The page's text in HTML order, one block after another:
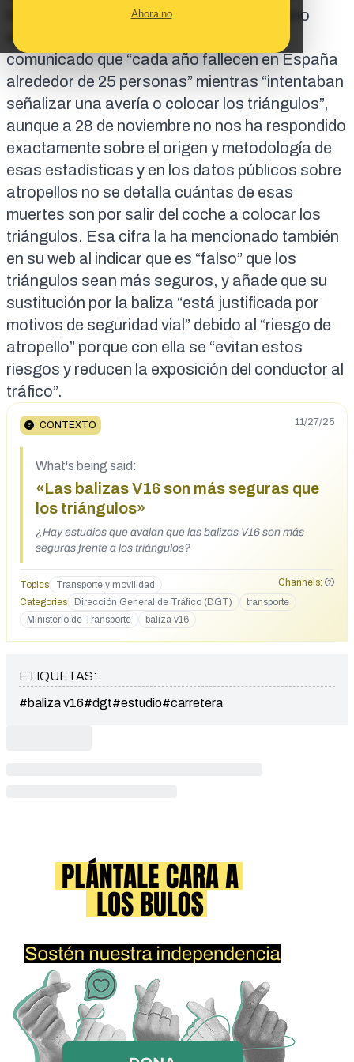
Ahora no
tampoco ha encontrado publicado ninguno
sobre ello. La DGT ha publicado en un
comunicado que “cada año fallecen en España
alrededor de 25 personas” mientras “intentaban
señalizar una avería o colocar los triángulos”,
aunque a 28 de noviembre no nos ha respondido
exactamente sobre el origen y metodología de
esas estadísticas y en los datos públicos sobre
atropellos no se detalla cuántas de esas
muertes son por salir del coche a colocar los
triángulos. Esa cifra la ha mencionado también
en su web al indicar que es “falso” que los
triángulos sean más seguros, y añade que su
sustitución por la baliza “está justificada por
motivos de seguridad vial” debido al “riesgo de
atropello” porque con ella se “evitan estos
riesgos y reducen la exposición del conductor al
tráfico”.
CONTEXTO 11/27/25
What's being said:
«Las balizas V16 son más seguras que
los triángulos»
¿Hay estudios que avalan que las balizas V16 son más
seguras frente a los triángulos?
Topics Transporte y movilidad
Channels:
Categories
Dirección General de Tráfico (DGT)
transporte
Ministerio de Transporte
baliza v16
ETIQUETAS:
#baliza v16#dgt#estudio#carretera